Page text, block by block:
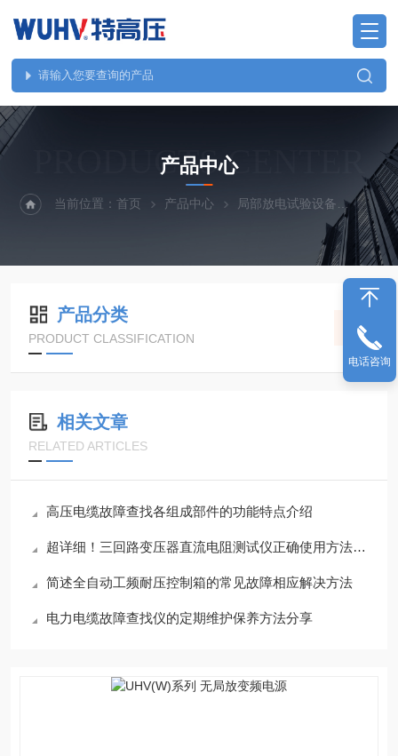
PRODUCTS CENTER
产品中心
当前位置：首页 产品中心 局部放电试验设备
产品分类
PRODUCT CLASSIFICATION
相关文章
RELATED ARTICLES
高压电缆故障查找各组成部件的功能特点介绍
超详细！三回路变压器直流电阻测试仪正确使用方法大公开
简述全自动工频耐压控制箱的常见故障相应解决方法
电力电缆故障查找仪的定期维护保养方法分享
电话咨询